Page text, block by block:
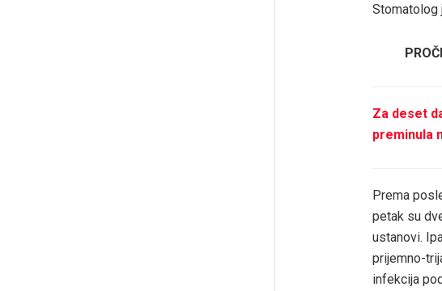
Stomatolog
Za deset
preminula
Prema
petak su
ustanovi.
prijemno-
infekcija